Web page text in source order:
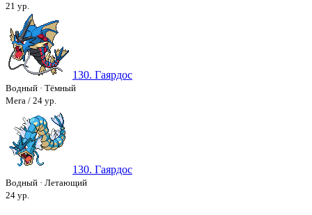
21 ур.
130. Гаярдос
Водный · Тёмный
Мега / 24 ур.
130. Гаярдос
Водный · Летающий
24 ур.